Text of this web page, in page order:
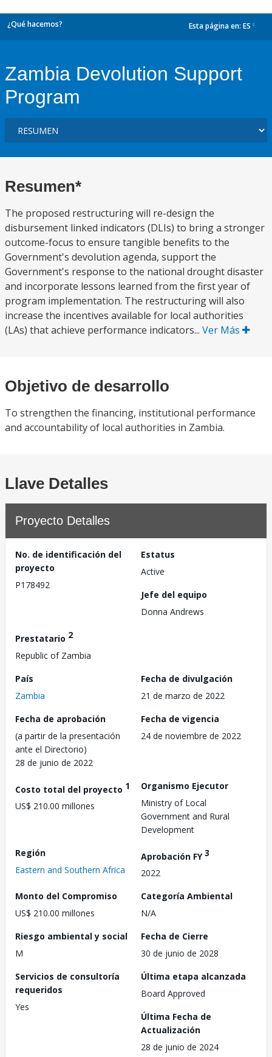
¿Qué hacemos? Esta página en: ES
Zambia Devolution Support
Program
Resumen*
The proposed restructuring will re-design the
disbursement linked indicators (DLIs) to bring a stronger
outcome-focus to ensure tangible benefits to the
Government's devolution agenda, support the
Government's response to the national drought disaster
and incorporate lessons learned from the first year of
program implementation. The restructuring will also
increase the incentives available for local authorities
(LAs) that achieve performance indicators... Ver Más
Objetivo de desarrollo
To strengthen the financing, institutional performance
and accountability of local authorities in Zambia.
Llave Detalles
Proyecto Detalles
No. de identificación del
proyecto
P178492
Estatus
Active
Jefe del equipo
Donna Andrews
Prestatario 2
Republic of Zambia
País
Zambia
Fecha de divulgación
21 de marzo de 2022
Fecha de aprobación
(a partir de la presentación
ante el Directorio)
28 de junio de 2022
Fecha de vigencia
24 de noviembre de 2022
Costo total del proyecto 1
US$ 210.00 millones
Organismo Ejecutor
Ministry of Local
Government and Rural
Development
Región
Eastern and Southern Africa
Aprobación FY3
2022
Monto del Compromiso
US$ 210.00 millones
Categoría Ambiental
N/A
Riesgo ambiental y social
M
Fecha de Cierre
30 de junio de 2028
Servicios de consultoría
requeridos
Yes
Última etapa alcanzada
Board Approved
Última Fecha de
Actualización
28 de junio de 2024